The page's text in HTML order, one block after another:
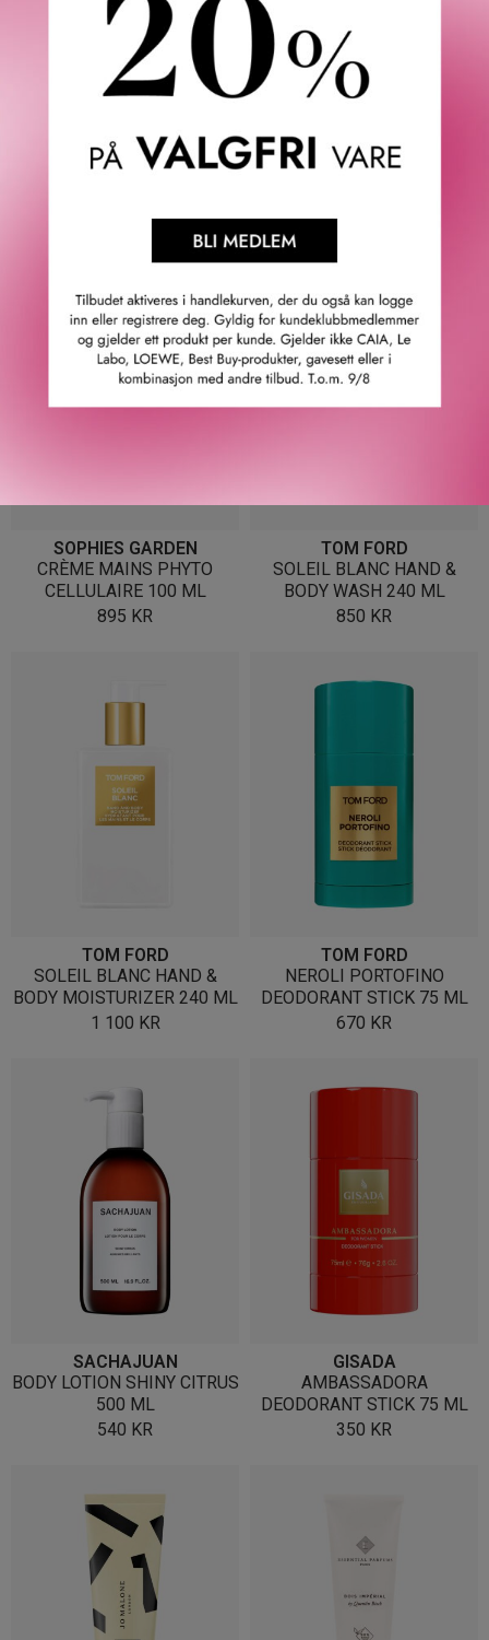
RITUALS
THE RITUAL OF AYURVEDA
CLARINS
HYDRATING TONING BODY
SOPHIES GARDEN
CRÈME MAINS PHYTO
CELLULAIRE 100 ML
895 KR
TOM FORD
SOLEIL BLANC HAND &
BODY WASH 240 ML
850 KR
TOM FORD
SOLEIL BLANC HAND &
BODY MOISTURIZER 240 ML
1 100 KR
TOM FORD
NEROLI PORTOFINO
DEODORANT STICK 75 ML
670 KR
SACHAJUAN
BODY LOTION SHINY CITRUS
500 ML
540 KR
GISADA
AMBASSADORA
DEODORANT STICK 75 ML
350 KR